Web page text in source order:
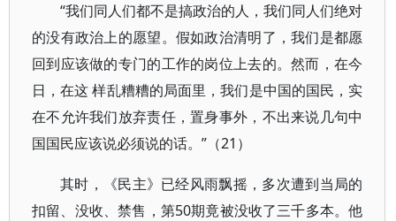
“我们同人们都不是搞政治的人，我们同人们绝对
的没有政治上的愿望。假如政治清明了，我们是都愿
回到应该做的专门的工作的岗位上去的。然而，在今
日，在这 样乱糟糟的局面里，我们是中国的国民，实
在不允许我们放弃责任，置身事外，不出来说几句中
国国民应该说必须说的话。”（21）
其时，《民主》已经风雨飘摇，多次遭到当局的
扣留、没收、禁售，第50期竟被没收了三千多本。他